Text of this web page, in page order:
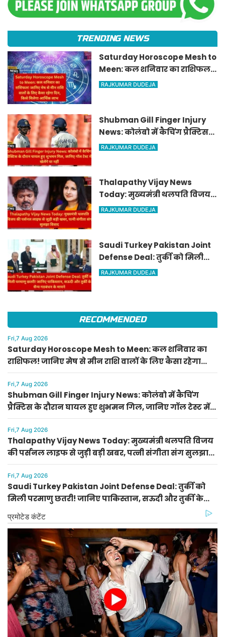
TRENDING NEWS
Saturday Horoscope Mesh to
Meen: कल शनिवार का राशिफल!
जानिए मेष से मीन राशि वालों के
RAJKUMAR DUDEJA
Shubman Gill Finger Injury
News: कोलंबो में कैचिंग प्रैक्टिस
के दौरान घायल हुए शुभमन गिल,
RAJKUMAR DUDEJA
Thalapathy Vijay News
Today: मुख्यमंत्री थलपति विजय
की पर्सनल लाइफ से जुड़ी बड़ी खबर,
RAJKUMAR DUDEJA
Saudi Turkey Pakistan Joint
Defense Deal: तुर्की को मिली
परमाणु छतरी! जानिए पाकिस्तान,
RAJKUMAR DUDEJA
RECOMMENDED
Fri,7 Aug 2026
Saturday Horoscope Mesh to Meen: कल शनिवार का
राशिफल! जानिए मेष से मीन राशि वालों के लिए कैसा रहेगा
दिन, किसे मिलेगा आर्थिक लाभ
Fri,7 Aug 2026
Shubman Gill Finger Injury News: कोलंबो में कैचिंग
प्रैक्टिस के दौरान घायल हुए शुभमन गिल, जानिए गॉल टेस्ट में
खेलेंगे या नहीं
Fri,7 Aug 2026
Thalapathy Vijay News Today: मुख्यमंत्री थलपति विजय
की पर्सनल लाइफ से जुड़ी बड़ी खबर, पत्नी संगीता संग सुलझा
विवाद
Fri,7 Aug 2026
Saudi Turkey Pakistan Joint Defense Deal: तुर्की को
मिली परमाणु छतरी! जानिए पाकिस्तान, सऊदी और तुर्की के
सैन्य गठबंधन के मायने